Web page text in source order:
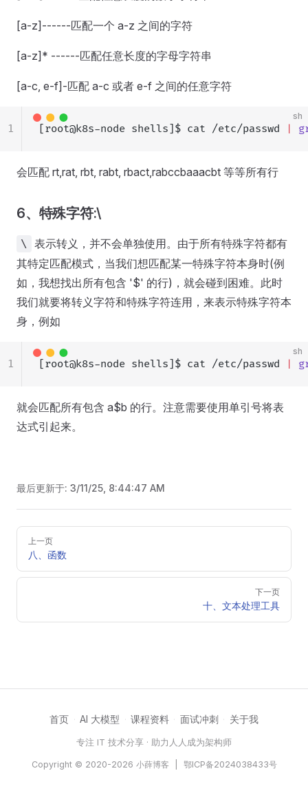
[a-z]------匹配一个 a-z 之间的字符
[a-z]* ------匹配任意长度的字母字符串
[a-c, e-f]-匹配 a-c 或者 e-f 之间的任意字符
sh
[root@k8s-node shells]$ cat /etc/passwd |
1
会匹配 rt,rat, rbt, rabt, rbact,rabccbaaacbt 等等所有行
6、特殊字符:\
\
表示转义，并不会单独使用。由于所有特殊字符都有
其特定匹配模式，当我们想匹配某一特殊字符本身时(例
如，我想找出所有包含 '$' 的行)，就会碰到困难。此时
我们就要将转义字符和特殊字符连用，来表示特殊字符本
身，例如
sh
[root@k8s-node shells]$ cat /etc/passwd |
1
就会匹配所有包含 a$b 的行。注意需要使用单引号将表
达式引起来。
最后更新于: 3/11/25, 8:44:47 AM
Pager
上一页
八、函数
下一页
十、文本处理工具
首页 · AI 大模型 · 课程资料 · 面试冲刺 · 关于我
专注 IT 技术分享 · 助力人人成为架构师
Copyright © 2020-2026 小薛博客 | 鄂ICP备2024038433号